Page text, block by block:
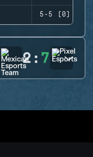
5-5 (0)
2 : 7